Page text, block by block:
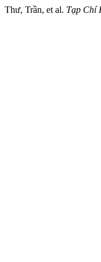
Thư, Trần, et al. Tạp Chí